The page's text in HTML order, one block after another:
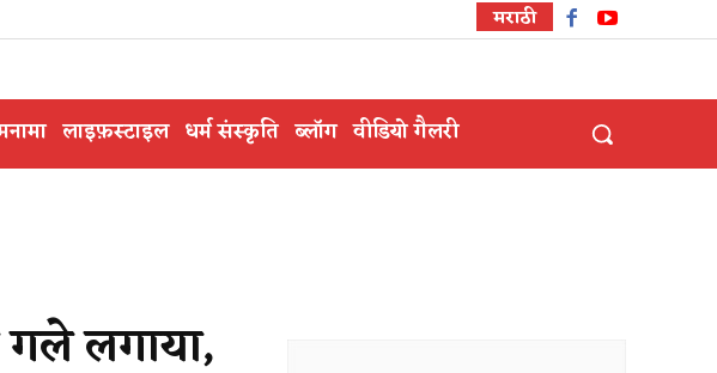
मराठी
लाइफ़स्टाइल धर्म संस्कृति ब्लॉग वीडियो गैलरी
लगाया,